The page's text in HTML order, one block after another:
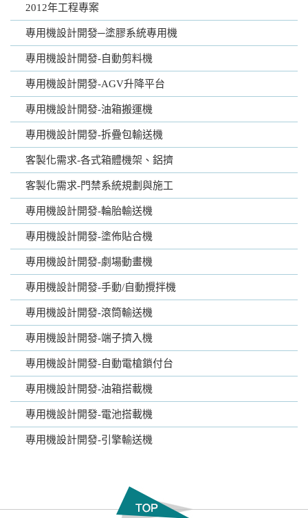
2012年工程專案
專用機設計開發─塗膠系統專用機
專用機設計開發-自動剪料機
專用機設計開發-AGV升降平台
專用機設計開發-油箱搬運機
專用機設計開發-拆疊包輸送機
客製化需求-各式箱體機架、鋁擠
客製化需求-門禁系統規劃與施工
專用機設計開發-輪胎輸送機
專用機設計開發-塗佈貼合機
專用機設計開發-劇場動畫機
專用機設計開發-手動/自動攪拌機
專用機設計開發-滾筒輸送機
專用機設計開發-端子擠入機
專用機設計開發-自動電槍鎖付台
專用機設計開發-油箱搭載機
專用機設計開發-電池搭載機
專用機設計開發-引擎輸送機